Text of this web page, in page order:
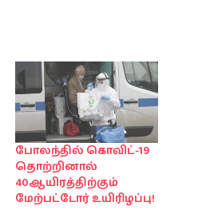
போலந்தில் கொவிட்-19
தொற்றினால்
40ஆயிரத்திற்கும்
மேற்பட்டோர் உயிரிழப்பு!